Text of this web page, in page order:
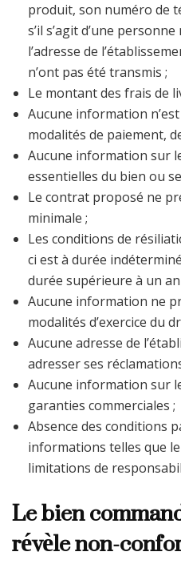
produit, son numéro de
s’il s’agit d’une
l’adresse de
n’ont pas été transmis ;
Le montant des frais de
Aucune information
modalités de paiement,
Aucune information sur
essentielles du bien ou
Le contrat proposé ne
minimale ;
Les conditions de
ci est à durée
durée supérieure à un an
Aucune information ne
modalités d’exercice du
Aucune adresse de
adresser ses
Aucune information sur
garanties commerciales ;
Absence des conditions
informations telles que
limitations de
Le bien
révèle non-